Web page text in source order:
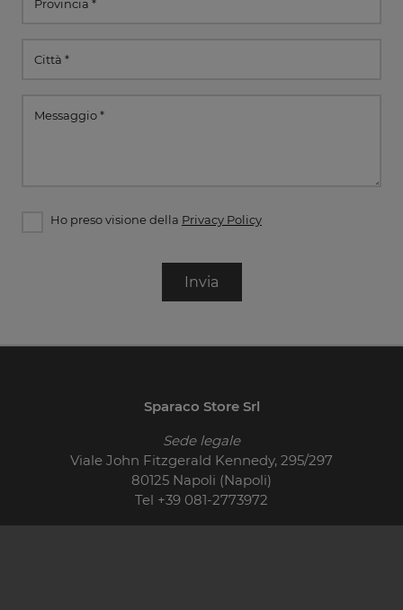
Ho preso visione della Privacy Policy
Invia
Sparaco Store Srl
Sede legale
Viale John Fitzgerald Kennedy, 295/297
80125 Napoli (Napoli)
Tel +39 081-2773972